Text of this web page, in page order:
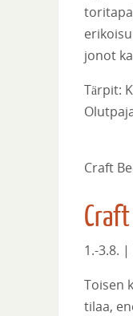
jonot
Tärpit:
Craft
1.-3.8.
Toisen
tilaa,